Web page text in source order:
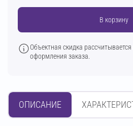
В корзину
Объектная скидка
оформления заказа.
ОПИСАНИЕ